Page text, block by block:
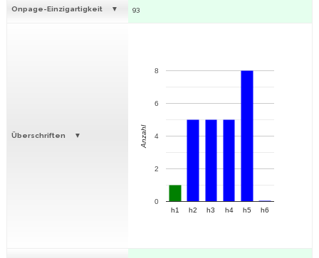
Onpage-Einzigartigkeit 93
Überschriften
h1 h2 h3 h4 h5 h6
0
2
4
6
8
Anzahl